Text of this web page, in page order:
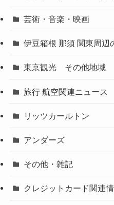
芸術・音楽・映画
伊豆箱根 那須 関東周辺
東京観光 その他地域
旅行 航空関連ニュース
リッツカールトン
アンダーズ
その他・雑記
クレジットカード関連